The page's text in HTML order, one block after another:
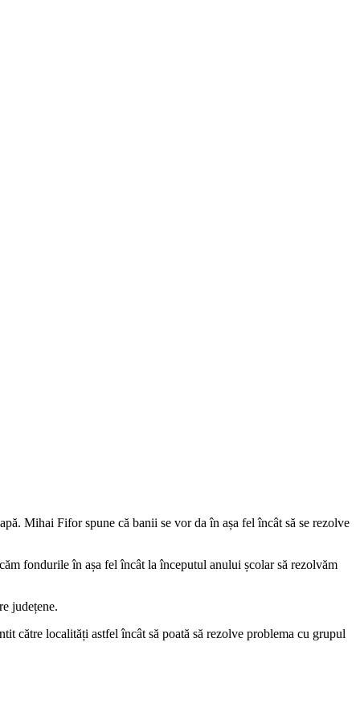
Mihai Fifor spune că banii se vor da în așa fel încât să se rezolve
fondurile în așa fel încât la începutul anului școlar să rezolvăm
județene.
către localități astfel încât să poată să rezolve problema cu grupul